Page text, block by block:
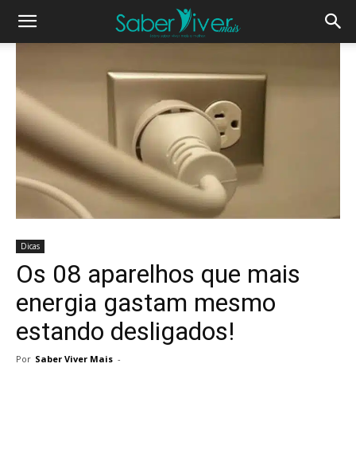
Dicas
Os 08 aparelhos que mais
energia gastam mesmo
estando desligados!
Por Saber Viver Mais -